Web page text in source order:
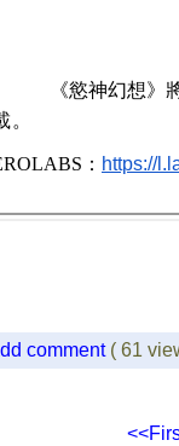
《慾神幻想
。
： https://
comment ( 61